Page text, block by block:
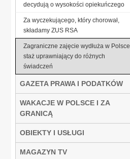
decydują o wysokości opiekuńczego
Za wyczekującego, który chorował,
składamy ZUS RSA
Zagraniczne zajęcie wydłuża w Polsce
staż uprawniający do różnych
świadczeń
GAZETA PRAWA I PODATKÓW
WAKACJE W POLSCE I ZA
GRANICĄ
OBIEKTY I USŁUGI
MAGAZYN TV